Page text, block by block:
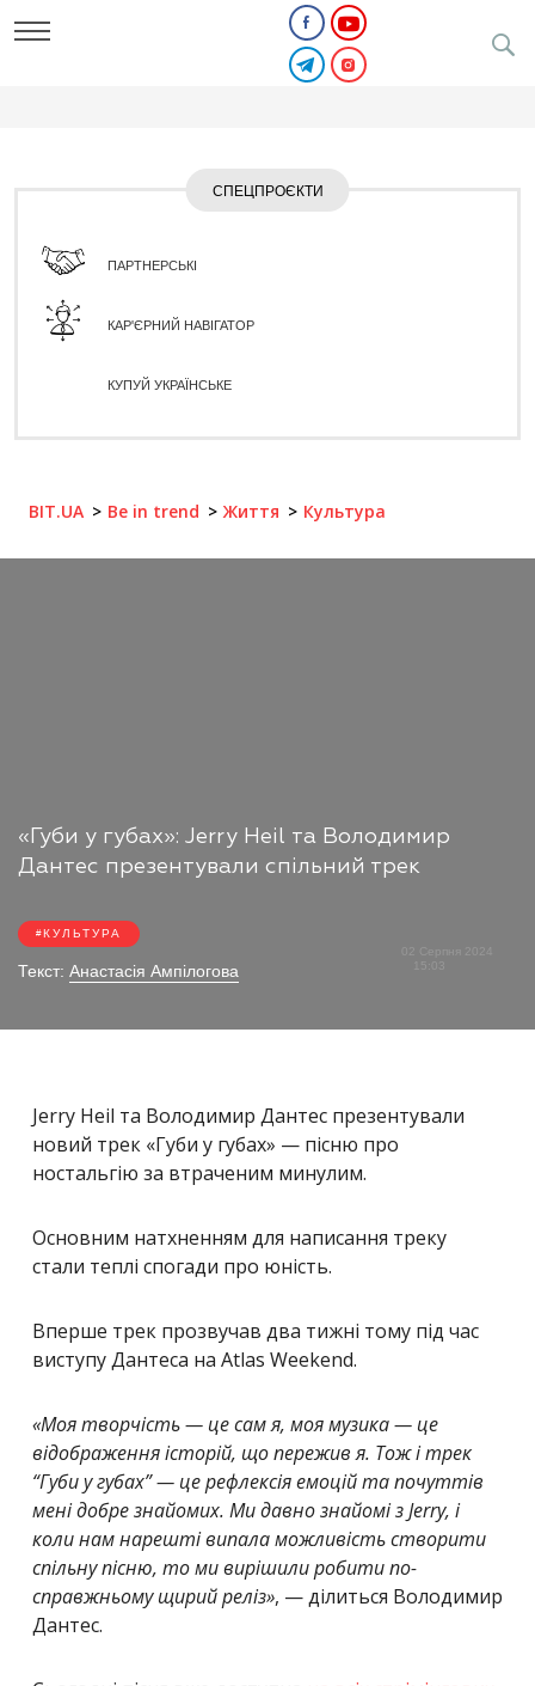
СПЕЦПРОЄКТИ
ПАРТНЕРСЬКІ
КАР'ЄРНИЙ НАВІГАТОР
КУПУЙ УКРАЇНСЬКЕ
BIT.UA Be in trend Життя Культура
«Губи у губах»: Jerry Heil та Володимир
Дантес презентували спільний трек
КУЛЬТУРА
Текст: Анастасія Ампілогова
Jerry Heil та Володимир Дантес презентували
новий трек «Губи у губах» — пісню про
ностальгію за втраченим минулим.
Основним натхненням для написання треку
стали теплі спогади про юність.
Вперше трек прозвучав два тижні тому під час
виступу Дантеса на Atlas Weekend.
«Моя творчість — це сам я, моя музика — це
відображення історій, що пережив я. Тож і трек
“Губи у губах” — це рефлексія емоцій та почуттів
мені добре знайомих. Ми давно знайомі з Jerry, і
коли нам нарешті випала можливість створити
спільну пісню, то ми вирішили робити по-
справжньому щирий реліз», — ділиться Володимир
Дантес.